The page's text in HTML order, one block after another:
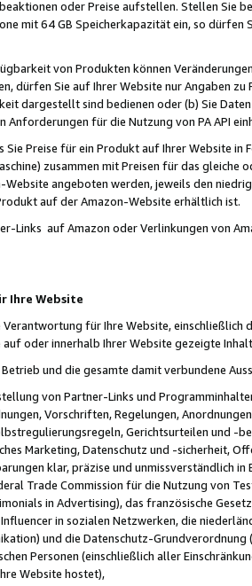
oder Preise aufstellen. Stellen Sie
mit 64 GB Speicherkapazität ein, so dürfen
von Produkten können
dürfen Sie auf Ihrer Website nur Angaben
dargestellt sind bedienen oder (b) Sie
Anforderungen für die Nutzung von PA API
Sie Preise für ein Produkt auf Ihrer Website
zusammen mit Preisen für das
angeboten werden, jeweils den
auf der Amazon-Website erhältlich ist.
Links auf Amazon oder Verlinkungen von
Ihre Website
für Ihre Website,
oder innerhalb Ihrer Website gezeigte
und die gesamte damit verbundene
von Partner-Links und
Vorschriften, Regelungen,
Gerichtsurteilen und -
Marketing, Datenschutz und -sicherheit,
klar, präzise und unmissverständlich
Trade Commission für die Nutzung von
in Advertising), das französische
Influencer in sozialen Netzwerken, die
und die Datenschutz-
Personen (einschließlich aller
Website hostet),